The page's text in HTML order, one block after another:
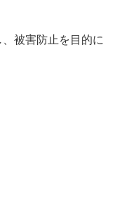
被害防止を目的に